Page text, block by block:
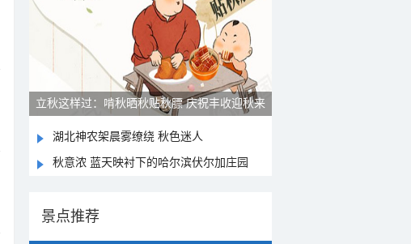
立秋这样过：啃秋晒秋贴秋膘 庆祝丰收迎秋来
湖北神农架晨雾缭绕 秋色迷人
秋意浓 蓝天映衬下的哈尔滨伏尔加庄园
景点推荐